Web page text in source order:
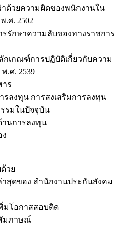
ด้วยความผิดของพนักงานใน
.ศ. 2502
รรักษาความลับของทางราชการ
กเกณฑ์การปฏิบัติเกี่ยวกับความ
.ศ. 2539
ร
ลงทุน การสงเสริมการลงทุน
รมในปัจจุบัน
านการลงทุน
ง
วย
สุดของ สำนักงานประกันสังคม
มโอกาสสอบติด
มภาษณ์